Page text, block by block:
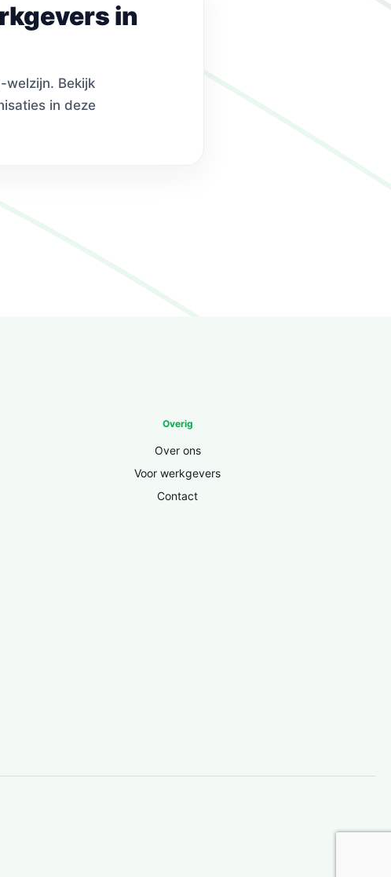
in
welzijn. Bekijk
in deze
Overig
Over ons
Voor werkgevers
Contact